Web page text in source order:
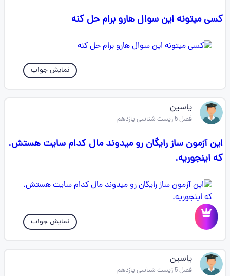
کسی میتونه این سوال هارو برام حل کنه
نمایش جواب
یاسین
فصل 5 زیست شناسی یازدهم
این آزمون ساز رایگان رو میدوند مال کدام سایت هستش.
که اینجوریه.
نمایش جواب
یاسین
فصل 5 زیست شناسی یازدهم